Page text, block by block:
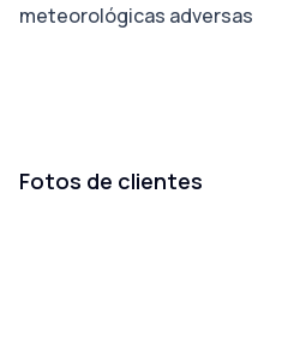
meteorológicas adversas
Fotos de clientes